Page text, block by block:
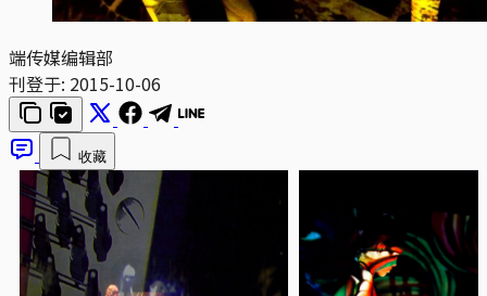
端传媒编辑部
刊登于: 2015-10-06
收藏